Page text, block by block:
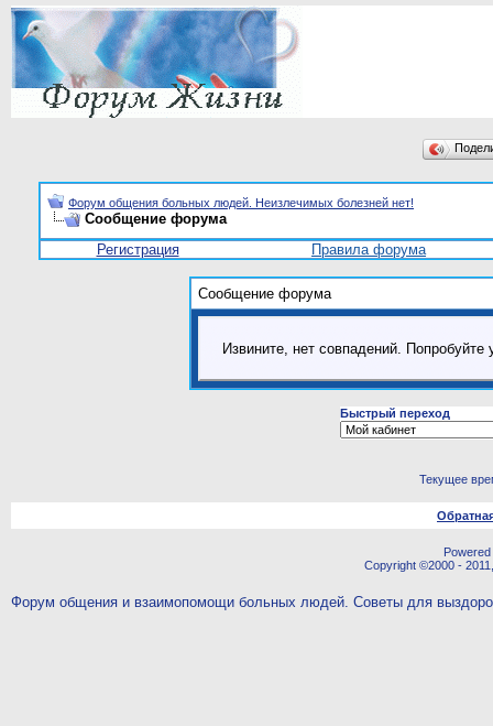
Форум общения больных людей. Неизлечимых болезней нет!
Сообщение форума
Регистрация
Правила форума
Сообщение форума
Извините, нет совпадений.
Быстрый переход
Текущее
Copyright ©2000 -
Форум общения и взаимопомощи больных людей. Советы для